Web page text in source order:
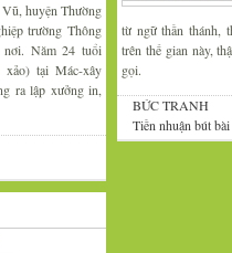
huyện Thường
trường Thông
Năm 24 tuổi
tại Mác-xây
ra lập xưởng in,
từ ngữ thần thánh,
trên thế gian này,
gọi.
BỨC TRANH
Tiền nhuận bút